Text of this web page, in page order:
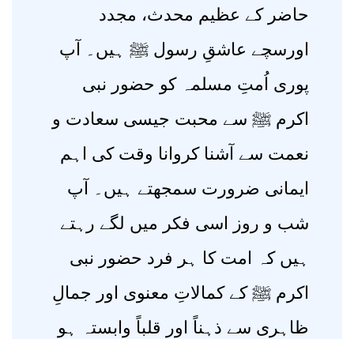
حاضر کے عظیم محدث، مجدد
اورسچے عاشقِ رسول ﷺ ہیں۔ آپ
پوری اُمتِ مسلمہ کو حضور نبی
اکرم ﷺ سے محبت جیسی سعادت و
نعمت سے آشنا کروانا وقت کی اہم
ایمانی ضرورت سمجھتے ہیں۔ آپ
شب و روز اسی فکر میں لگے رہتے
ہیں کہ امت کا ہر فرد حضور نبی
اکرم ﷺ کے کمالاتِ معنوی اور جمالِ
ظاہری سے ذہناً اور قلباً وابستہ ہو